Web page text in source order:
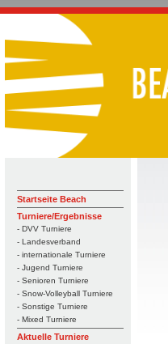
Startseite Beach
Turniere/Ergebnisse
- DVV Turniere
- Landesverband
- internationale Turniere
- Jugend Turniere
- Senioren Turniere
- Snow-Volleyball Turniere
- Sonstige Turniere
- Mixed Turniere
Aktuelle Turniere